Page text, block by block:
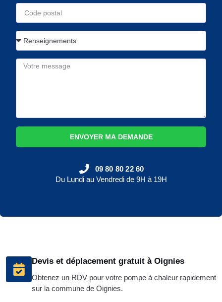
Devis et déplacement gratuit à Oignies
Obtenez un RDV pour votre pompe à chaleur rapidement
sur la commune de Oignies.
ENVOYER MA DEMANDE
09 80 80 22 60
Du Lundi au Vendredi de 9H à 19H